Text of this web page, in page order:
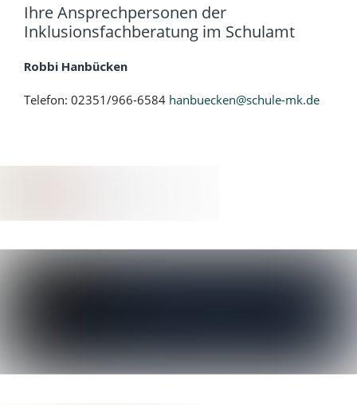
Ihre Ansprechpersonen der
Inklusionsfachberatung im Schulamt
Robbi Hanbücken
Telefon: 02351/966-6584 hanbuecken@schule-mk.de